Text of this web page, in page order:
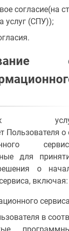
согласие(на
услуг (СПУ));
Пользователя о
для
о
включая:
в